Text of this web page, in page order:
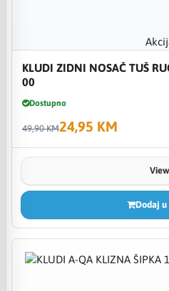
KLUDI ZIDNI NOSAČ TUŠ
00
Dostupno
49,90 KM24,95 KM
View
Dodaj